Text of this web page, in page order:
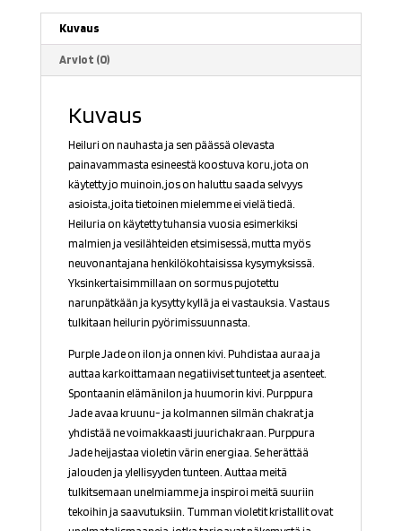
Kuvaus
Arviot (0)
Kuvaus
Heiluri on nauhasta ja sen päässä olevasta
painavammasta esineestä koostuva koru, jota on
käytetty jo muinoin, jos on haluttu saada selvyys
asioista, joita tietoinen mielemme ei vielä tiedä.
Heiluria on käytetty tuhansia vuosia esimerkiksi
malmien ja vesilähteiden etsimisessä, mutta myös
neuvonantajana henkilökohtaisissa kysymyksissä.
Yksinkertaisimmillaan on sormus pujotettu
narunpätkään ja kysytty kyllä ja ei vastauksia. Vastaus
tulkitaan heilurin pyörimissuunnasta.
Purple Jade on ilon ja onnen kivi. Puhdistaa auraa ja
auttaa karkoittamaan negatiiviset tunteet ja asenteet.
Spontaanin elämänilon ja huumorin kivi. Purppura
Jade avaa kruunu- ja kolmannen silmän chakrat ja
yhdistää ne voimakkaasti juurichakraan. Purppura
Jade heijastaa violetin värin energiaa. Se herättää
jalouden ja ylellisyyden tunteen. Auttaa meitä
tulkitsemaan unelmiamme ja inspiroi meitä suuriin
tekoihin ja saavutuksiin. Tumman violetit kristallit ovat